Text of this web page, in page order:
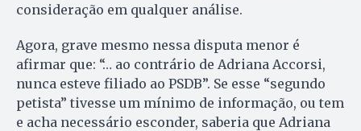
consideração em qualquer análise.
Agora, grave mesmo nessa disputa menor é
afirmar que: “… ao contrário de Adriana Accorsi,
nunca esteve filiado ao PSDB”. Se esse “segundo
petista” tivesse um mínimo de informação, ou tem
e acha necessário esconder, saberia que Adriana